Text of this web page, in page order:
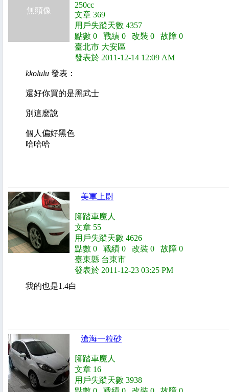
無頭像
250cc
文章 369
用戶失蹤天數 4357
點數 0 戰績 0 改裝 0 故障 0
臺北市 大安區
發表於 2011-12-14 12:09 AM
kkolulu 發表：
還好你買的是黑武士
別這麼說
個人偏好黑色
哈哈哈
美軍上尉
腳踏車魔人
文章 55
用戶失蹤天數 4626
點數 0 戰績 0 改裝 0 故障 0
臺東縣 台東市
發表於 2011-12-23 03:25 PM
我的也是1.4白
滄海一粒砂
腳踏車魔人
文章 16
用戶失蹤天數 3938